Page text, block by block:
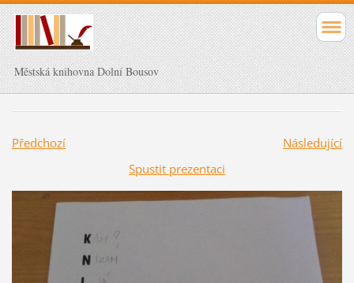
Městská knihovna Dolní Bousov
Předchozí
Následující
Spustit prezentaci